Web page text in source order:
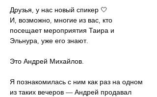
Друзья, у нас новый спикер 🤍
И, возможно, многие из вас, кто
посещает мероприятия Таира и
Эльнура, уже его знают.
Это Андрей Михайлов.
Я познакомилась с ним как раз на одном
из таких вечеров — Андрей продавал